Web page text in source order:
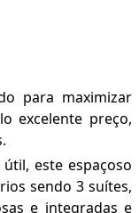
para maximizar
excelente preço,
este espaçoso
sendo 3 suítes,
e integradas e